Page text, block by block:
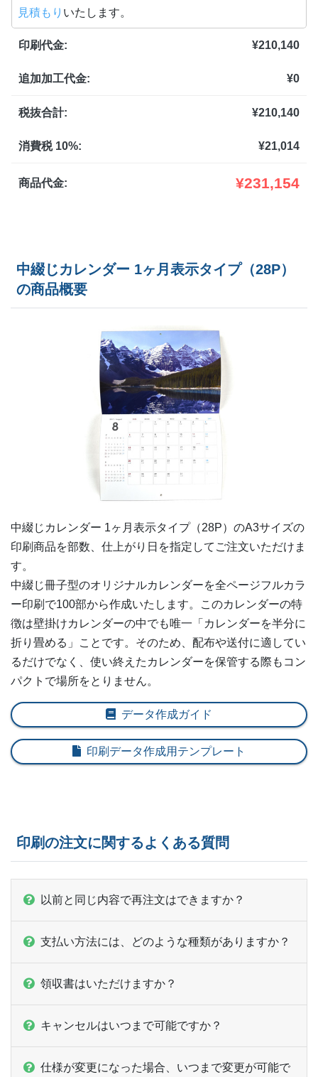
1,100部
1,200部 ¥ 346,742
1,300部 361,922
1,400部 ¥ 376,706
1,500部 ¥ 390,940
1,600部
1,900部 ¥ 443,498
2,000部
見積もり いたします。
印刷代金: ¥210,140
追加加工代金: ¥0
税抜合計: ¥210,140
消費税 10%: ¥21,014
商品代金: ¥231,154
中綴じカレンダー 1ヶ月表示タイプ（28P）
の商品概要
中綴じカレンダー 1ヶ月表示タイプ（28P）のA3サイズの
印刷商品を部数、仕上がり日を指定してご注文いただけま
す。
中綴じ冊子型のオリジナルカレンダーを全ページフルカラ
ー印刷で100部から作成いたします。このカレンダーの特
徴は壁掛けカレンダーの中でも唯一「カレンダーを半分に
折り畳める」ことです。そのため、配布や送付に適してい
るだけでなく、使い終えたカレンダーを保管する際もコン
パクトで場所をとりません。
データ作成ガイド
印刷データ作成用テンプレート
印刷の注文に関するよくある質問
以前と同じ内容で再注文はできますか？
支払い方法には、どのような種類がありますか？
領収書はいただけますか？
キャンセルはいつまで可能ですか？
仕様が変更になった場合、いつまで変更が可能で